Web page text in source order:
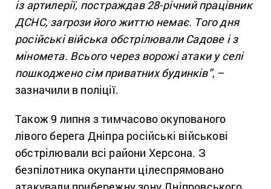
із артилерії, постраждав 28-річний працівник
ДСНС, загрози його життю немає. Того дня
російські війська обстрілювали Садове і з
міномета. Всього через ворожі атаки у селі
пошкоджено сім приватних будинків”, –
зазначили в поліції.
Також 9 липня з тимчасово окупованого
лівого берега Дніпра російські військові
обстрілювали всі райони Херсона. З
безпілотника окупанти цілеспрямовано